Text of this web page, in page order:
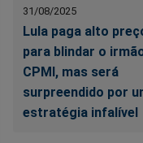
31/08/2025
Lula paga alto
para blindar o
CPMI, mas será
surpreendido por
estratégia infalível